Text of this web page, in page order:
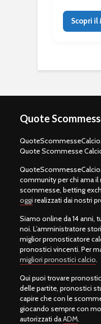
Scopri il
Quote
Quote Scommesse
community per chi ama
scommesse, betting
oggi realizzati dai nostri
Siamo online da 14 anni,
noi. L’amministratore
miglior pronosticatore
pronostici vincenti. Per
migliori pronostici calcio.
Qui puoi trovare
delle partite, pronostici
capire che con le
giocando sempre con
autorizzati daADM.